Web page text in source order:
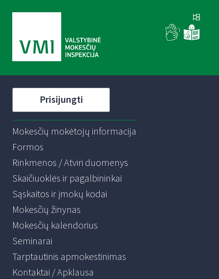
Prisijungti
Mokesčių mokėtojų informacija
Formos
Rinkmenos / Atviri duomenys
Skaičiuoklės ir pagalbininkai
Sąskaitos ir įmokų kodai
Mokesčių žinynas
Mokesčių kalendorius
Seminarai
Tarptautinis apmokestinimas
Kontaktai / Apklausa